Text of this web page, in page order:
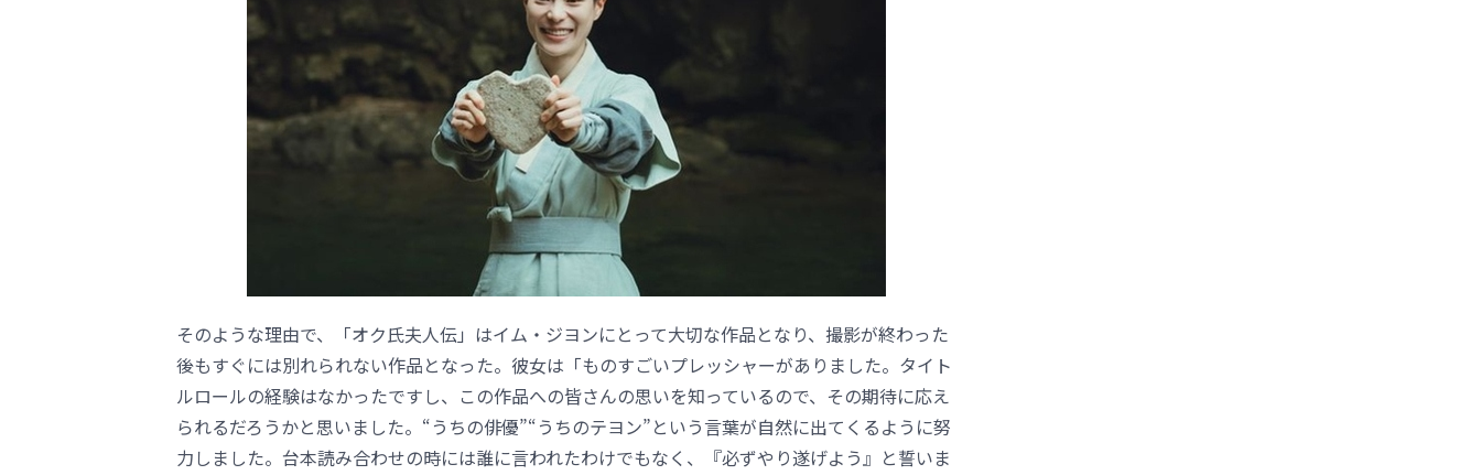
そのような理由で、「オク氏夫人伝」はイム・ジヨンにとって大切な作品となり、撮影が終わった
後もすぐには別れられない作品となった。彼女は「ものすごいプレッシャーがありました。タイト
ルロールの経験はなかったですし、この作品への皆さんの思いを知っているので、その期待に応え
られるだろうかと思いました。“うちの俳優”“うちのテヨン”という言葉が自然に出てくるように努
力しました。台本読み合わせの時には誰に言われたわけでもなく、『必ずやり遂げよう』と誓いま